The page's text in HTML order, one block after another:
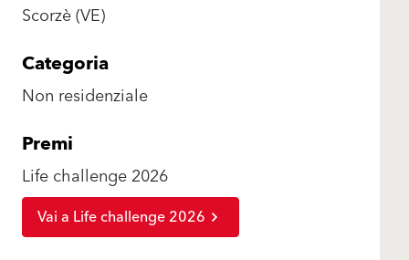
Scorzè (VE)
Categoria
Non residenziale
Premi
Life challenge 2026
Vai a Life challenge 2026